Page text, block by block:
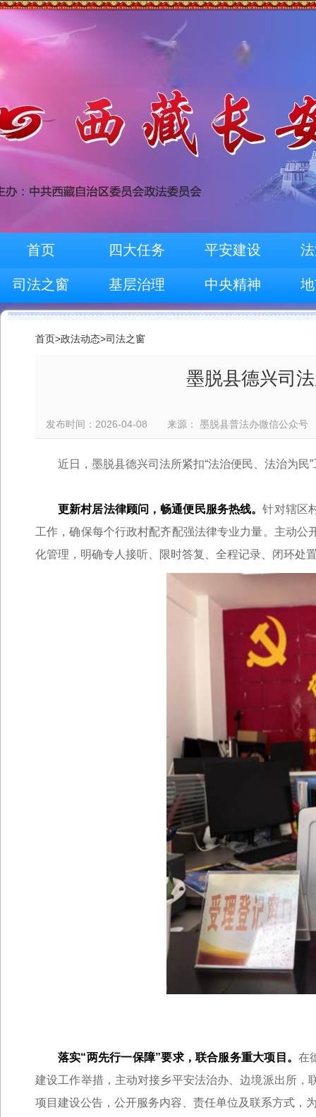
首页 四大任务 平安建设
司法之窗 基层治理 中央精神
首页>政法动态>司法之窗
墨脱县德兴司
发布时间：2026-04-08 来源： 墨脱县普法办微信公
近日，墨脱县德兴司法所紧扣“法治便民、法治为
更新村居法律顾问，畅通便民服务热线。针对辖区
工作，确保每个行政村配齐配强法律专业力量。主动
化管理，明确专人接听、限时答复、全程记录、闭环处
落实“两先行一保障”要求，联合服务重大项目。在
建设工作举措，主动对接乡平安法治办、边境派出所
项目建设公告，公开服务内容、责任单位及联系方式，